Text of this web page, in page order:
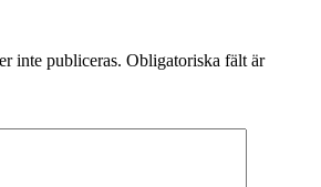
inte publiceras. Obligatoriska fält är